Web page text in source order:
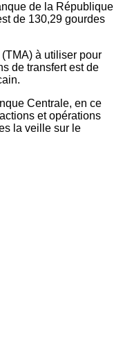
de la République
de 130,29 gourdes
à utiliser pour
de transfert est de
Centrale, en ce
et opérations
la veille sur le